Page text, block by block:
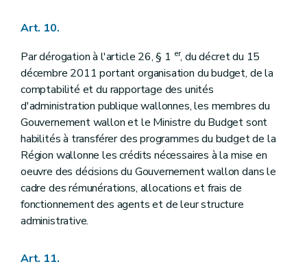
Art. 10.
Par dérogation à l'article 26, § 1 er, du décret du 15
décembre 2011 portant organisation du budget, de la
comptabilité et du rapportage des unités
d'administration publique wallonnes, les membres du
Gouvernement wallon et le Ministre du Budget sont
habilités à transférer des programmes du budget de la
Région wallonne les crédits nécessaires à la mise en
oeuvre des décisions du Gouvernement wallon dans le
cadre des rémunérations, allocations et frais de
fonctionnement des agents et de leur structure
administrative.
Art. 11.